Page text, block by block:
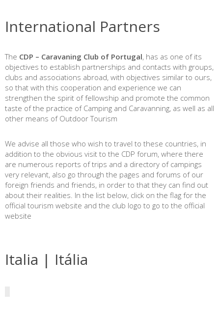
International Partners
The CDP – Caravaning Club of Portugal, has as one of its
objectives to establish partnerships and contacts with groups,
clubs and associations abroad, with objectives similar to ours,
so that with this cooperation and experience we can
strengthen the spirit of fellowship and promote the common
taste of the practice of Camping and Caravanning, as well as all
other means of Outdoor Tourism
We advise all those who wish to travel to these countries, in
addition to the obvious visit to the CDP forum, where there
are numerous reports of trips and a directory of campings
very relevant, also go through the pages and forums of our
foreign friends and friends, in order to that they can find out
about their realities. In the list below, click on the flag for the
official tourism website and the club logo to go to the official
website
Italia | Itália